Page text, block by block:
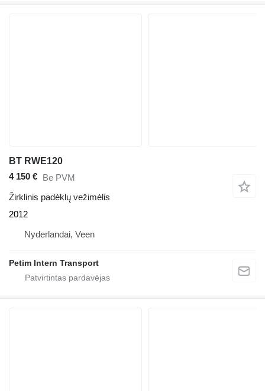
BT RWE120
4 150 € Be PVM
Žirklinis padėklų vežimėlis
2012
Nyderlandai, Veen
Petim Intern Transport